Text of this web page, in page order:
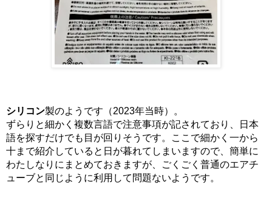
シリコン製のようです（2023年当時）。
ずらりと細かく複数言語で注意事項が記されており、日本
語を探すだけでも目が回りそうです。ここで細かく一から
十まで紹介していると日が暮れてしまいますので、簡単に
わたしなりにまとめておきますが、ごくごく普通のエアチ
ューブと同じように利用して問題ないようです。